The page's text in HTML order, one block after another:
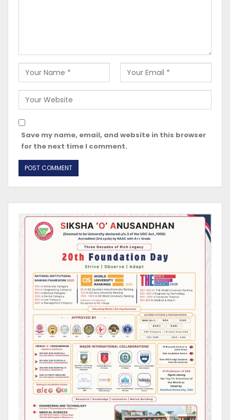
Save my name, email, and website in this browser
for the next time I comment.